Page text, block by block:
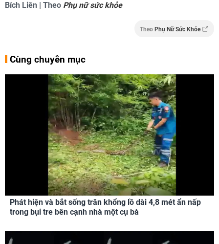
Bích Liên | Theo Phụ nữ sức khỏe
Theo Phụ Nữ Sức Khỏe
Cùng chuyên mục
Phát hiện và bắt sống trăn khổng lồ dài 4,8 mét ẩn nấp
trong bụi tre bên cạnh nhà một cụ bà